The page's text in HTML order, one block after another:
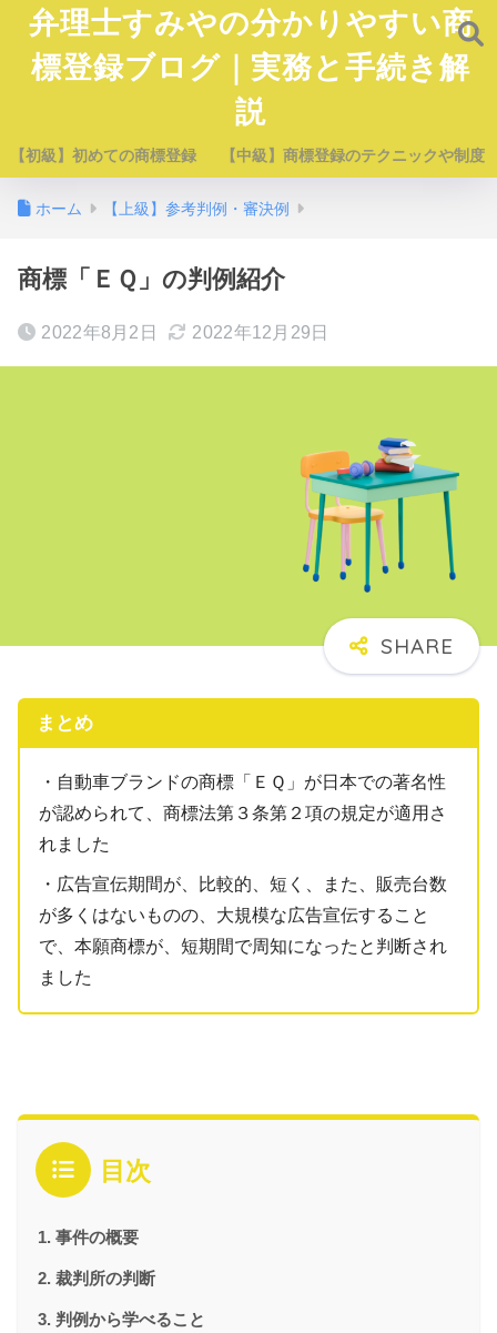
弁理士すみやの分かりやすい商
標登録ブログ｜実務と手続き解
説
【初級】初めての商標登録 【中級】商標登録のテクニックや制度
ホーム 【上級】参考判例・審決例
商標「ＥＱ」の判例紹介
2022年8月2日 2022年12月29日
まとめ
・自動車ブランドの商標「ＥＱ」が日本での著名性
が認められて、商標法第３条第２項の規定が適用さ
れました
・広告宣伝期間が、比較的、短く、また、販売台数
が多くはないものの、大規模な広告宣伝すること
で、本願商標が、短期間で周知になったと判断され
ました
目次
事件の概要
裁判所の判断
判例から学べること